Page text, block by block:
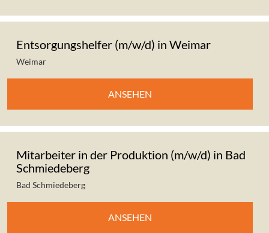
Entsorgungshelfer (m/w/d) in Weimar
Weimar
ANSEHEN
Mitarbeiter in der Produktion (m/w/d) in Bad
Schmiedeberg
Bad Schmiedeberg
ANSEHEN